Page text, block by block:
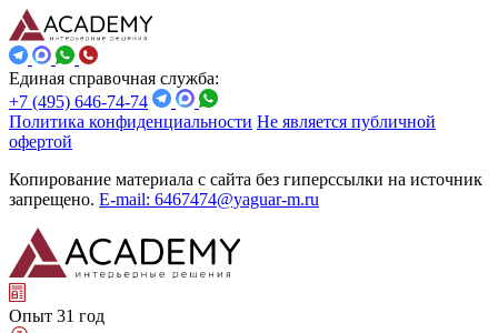
Единая справочная служба:
+7 (495) 646-74-74
Политика конфиденциальности Не является публичной
офертой
Копирование материала с сайта без гиперссылки на источник
запрещено. E-mail: 6467474@yaguar-m.ru
Опыт 31 год